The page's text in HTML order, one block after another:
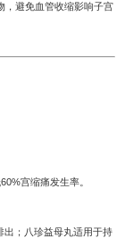
，避免血管收缩影响子宫
宫缩痛发生率。
出；八珍益母丸适用于持